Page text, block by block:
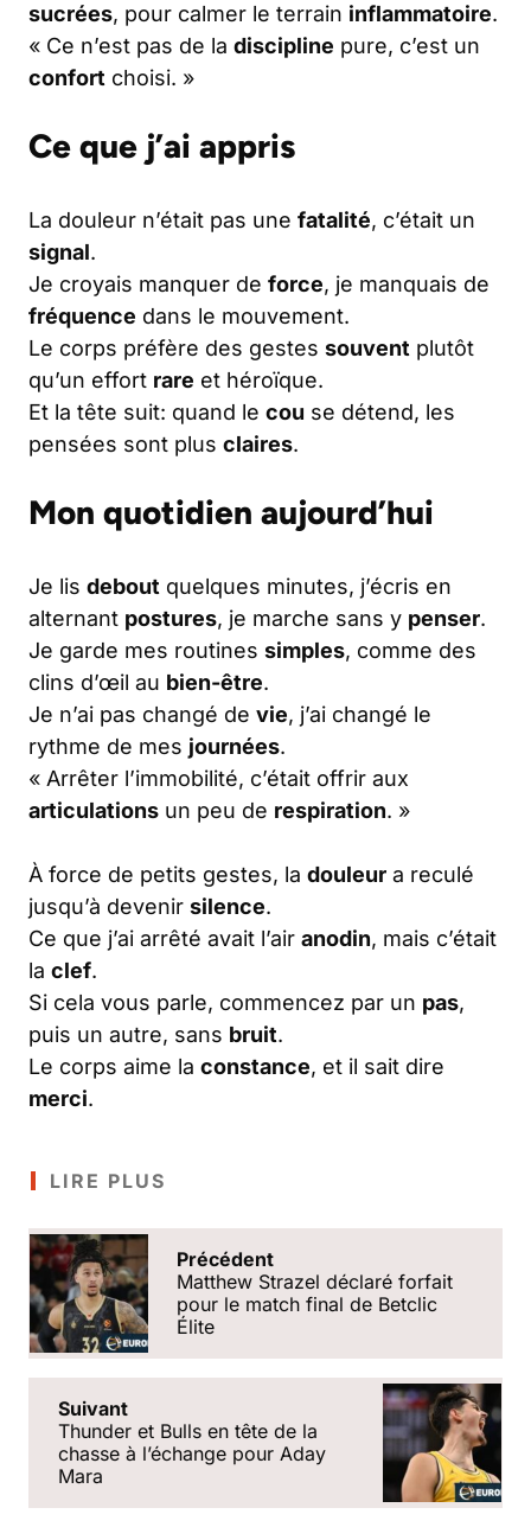
sucrées, pour calmer le terrain inflammatoire.
« Ce n’est pas de la discipline pure, c’est un
confort choisi. »
Ce que j’ai appris
La douleur n’était pas une fatalité, c’était un
signal.
Je croyais manquer de force, je manquais de
fréquence dans le mouvement.
Le corps préfère des gestes souvent plutôt
qu’un effort rare et héroïque.
Et la tête suit: quand le cou se détend, les
pensées sont plus claires.
Mon quotidien aujourd’hui
Je lis debout quelques minutes, j’écris en
alternant postures, je marche sans y penser.
Je garde mes routines simples, comme des
clins d’œil au bien-être.
Je n’ai pas changé de vie, j’ai changé le
rythme de mes journées.
« Arrêter l’immobilité, c’était offrir aux
articulations un peu de respiration. »
À force de petits gestes, la douleur a reculé
jusqu’à devenir silence.
Ce que j’ai arrêté avait l’air anodin, mais c’était
la clef.
Si cela vous parle, commencez par un pas,
puis un autre, sans bruit.
Le corps aime la constance, et il sait dire
merci.
LIRE PLUS
Précédent
Matthew Strazel déclaré forfait
pour le match final de Betclic
Élite
Suivant
Thunder et Bulls en tête de la
chasse à l’échange pour Aday
Mara